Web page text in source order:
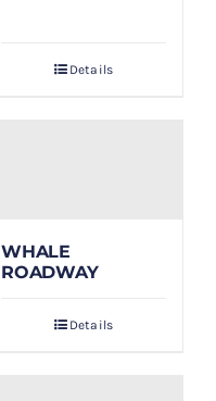
Details
WHALE
ROADWAY
Details